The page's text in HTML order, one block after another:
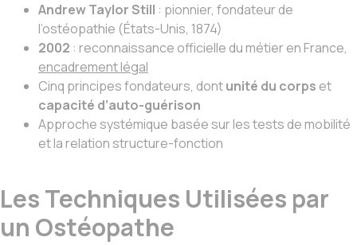
Andrew Taylor Still : pionnier, fondateur de
l’ostéopathie (États-Unis, 1874)
2002 : reconnaissance officielle du métier en France,
encadrement légal
Cinq principes fondateurs, dontunité du corps et
capacité d’auto-guérison
Approche systémique basée sur les tests de mobilité
et la relation structure-fonction
Les Techniques Utilisées par
un Ostéopathe